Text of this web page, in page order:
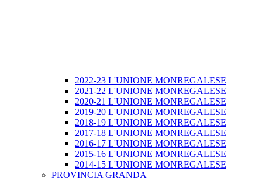
2022-23 L'UNIONE MONREGALESE
2021-22 L'UNIONE MONREGALESE
2020-21 L'UNIONE MONREGALESE
2019-20 L'UNIONE MONREGALESE
2018-19 L'UNIONE MONREGALESE
2017-18 L'UNIONE MONREGALESE
2016-17 L'UNIONE MONREGALESE
2015-16 L'UNIONE MONREGALESE
2014-15 L'UNIONE MONREGALESE
PROVINCIA GRANDA